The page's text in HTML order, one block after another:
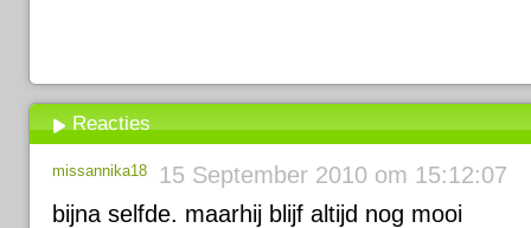
Reacties
missannika18
15 September 2010 om 15:12:07
bijna selfde. maarhij blijf altijd nog mooi